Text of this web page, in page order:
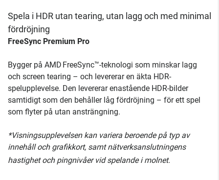
Spela i HDR utan tearing, utan lagg och med minimal
fördröjning
FreeSync Premium Pro
Bygger på AMD FreeSync™-teknologi som minskar lagg
och screen tearing – och levererar en äkta HDR-
spelupplevelse. Den levererar enastående HDR-bilder
samtidigt som den behåller låg fördröjning – för ett spel
som flyter på utan ansträngning.
*Visningsupplevelsen kan variera beroende på typ av
innehåll och grafikkort, samt nätverksanslutningens
hastighet och pingnivåer vid spelande i molnet.